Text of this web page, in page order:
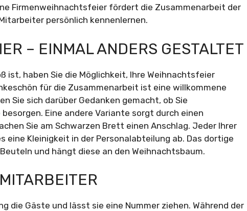
Firmenweihnachtsfeier fördert die Zusammenarbeit der
persönlich kennenlernen.
– EINMAL ANDERS GESTALTET
ist, haben Sie die Möglichkeit, Ihre Weihnachtsfeier
für die Zusammenarbeit ist eine willkommene
Sie sich darüber Gedanken gemacht, ob Sie
besorgen. Eine andere Variante sorgt durch einen
Sie am Schwarzen Brett einen Anschlag. Jeder Ihrer
Kleinigkeit in der Personalabteilung ab. Das dortige
und hängt diese an den Weihnachtsbaum.
die Gäste und lässt sie eine Nummer ziehen. Während der